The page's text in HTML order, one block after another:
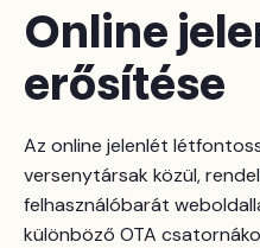
Online
erősítése
Az online jelenlét
versenytársak közül,
felhasználóbarát
különböző OTA